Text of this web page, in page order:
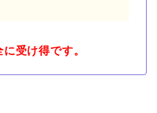
受け得です。